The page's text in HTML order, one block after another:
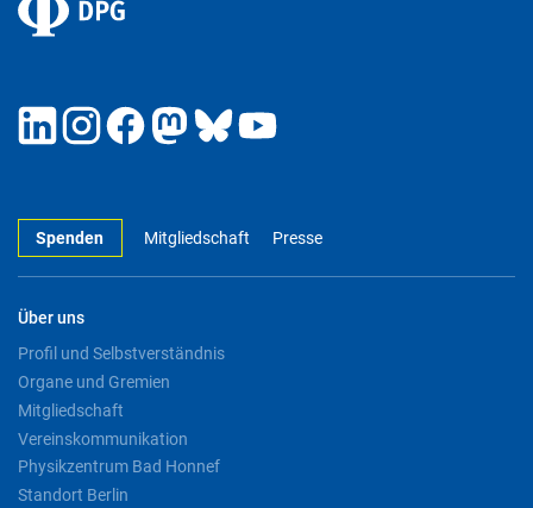
Spenden Mitgliedschaft Presse
Über uns
Profil und Selbstverständnis
Organe und Gremien
Mitgliedschaft
Vereinskommunikation
Physikzentrum Bad Honnef
Standort Berlin